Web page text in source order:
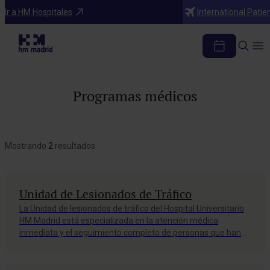
Ir a HM Hospitales International
Programas médicos
Mostrando 2 resultados
Unidad de Lesionados de Tráfico
La Unidad de lesionados de tráfico del Hospital Universitario
HM Madrid está especializada en la atención médica
inmediata y el seguimiento completo de personas que han